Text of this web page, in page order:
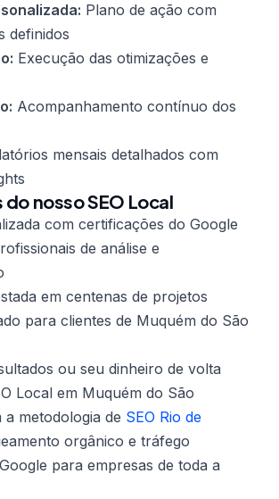
Plano de ação com
definidos
Execução das otimizações e
Acompanhamento contínuo dos
mensais detalhados com
nosso SEO Local
com certificações do Google
de análise e
em centenas de projetos
para clientes de Muquém do São
ou seu dinheiro de volta
Local em Muquém do São
metodologia de SEO Rio de
orgânico e tráfego
para empresas de toda a